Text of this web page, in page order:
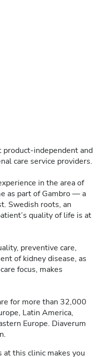
product-independent and
care service providers.
in the area of
as part of Gambro — a
Swedish roots, an
quality of life is at
preventive care,
of kidney disease, as
focus, makes
for more than 32,000
Latin America,
Europe. Diaverum
this clinic makes you